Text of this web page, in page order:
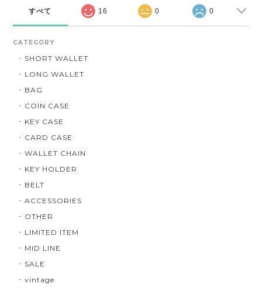
すべて 16 0 0
CATEGORY
SHORT WALLET
LONG WALLET
BAG
COIN CASE
KEY CASE
CARD CASE
WALLET CHAIN
KEY HOLDER
BELT
ACCESSORIES
OTHER
LIMITED ITEM
MID LINE
SALE
vintage